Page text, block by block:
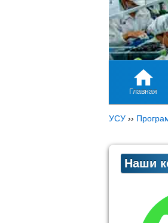
Главная
УСУ ››
Наши